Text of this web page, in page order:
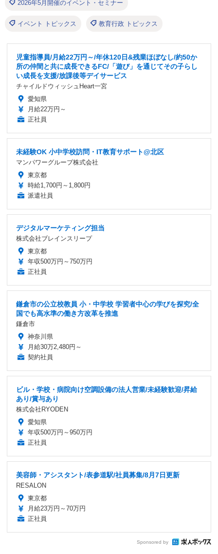
2026年5月開催のイベント・セミナー
イベント トピックス 教育行政 トピックス
児童指導員/月給22万円～/年休120日&残業ほぼなし/約50か
所の仲間と共に成長できるFC/「遊び」を通じてその子らし
い成長を支援/放課後等デイサービス
チャイルドウィッシュHeart一宮
愛知県
月給22万円～
正社員
未経験OK 小中学校訪問・IT教育サポート@北区
マンパワーグループ株式会社
東京都
時給1,700円～1,800円
派遣社員
デジタルマーケティング担当
株式会社ブレインスリープ
東京都
年収500万円～750万円
正社員
鎌倉市の公立校教員 小・中学校 学習者中心の学びを探究/全
国でも高水準の働き方改革を推進
鎌倉市
神奈川県
月給30万2,480円～
契約社員
ビル・学校・病院向け空調設備の法人営業/未経験歓迎/昇給
あり/賞与あり
株式会社RYODEN
愛知県
年収500万円～950万円
正社員
美容師・アシスタント/表参道駅/社員募集/8月7日更新
RESALON
東京都
月給23万円～70万円
正社員
Sponsored by